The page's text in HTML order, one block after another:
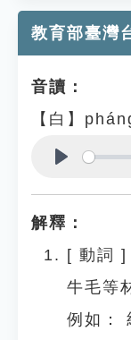
教育部臺灣
音讀：
【白】
解釋：
[ 動詞 ]
牛毛等
例如：